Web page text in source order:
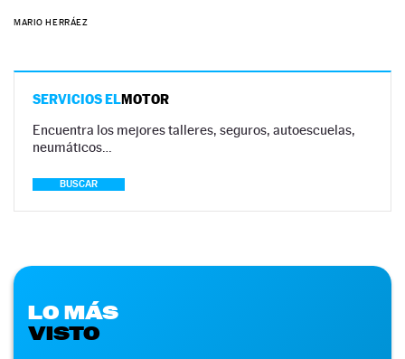
MARIO HERRÁEZ
SERVICIOS ELMOTOR
Encuentra los mejores talleres, seguros, autoescuelas,
neumáticos…
BUSCAR
LO MÁS
VISTO